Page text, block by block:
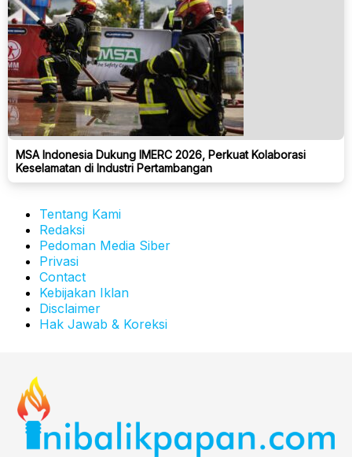
MSA Indonesia Dukung IMERC 2026, Perkuat Kolaborasi
Keselamatan di Industri Pertambangan
Tentang Kami
Redaksi
Pedoman Media Siber
Privasi
Contact
Kebijakan Iklan
Disclaimer
Hak Jawab & Koreksi